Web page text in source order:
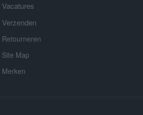
Vacatures
Verzenden
Retourneren
Site Map
Merken